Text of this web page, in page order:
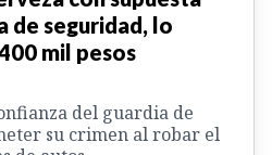
de seguridad, lo
mil pesos
del guardia de
su crimen al robar el